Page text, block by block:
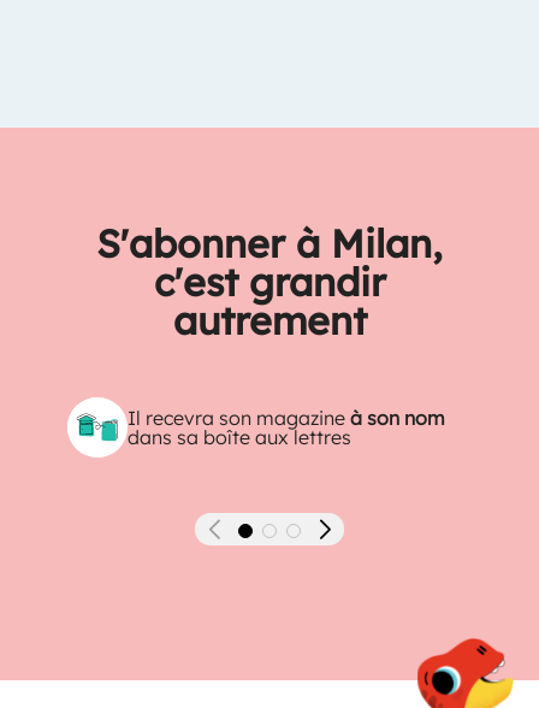
S'abonner à Milan,
c'est grandir
autrement
Il recevra son magazineà son nom
dans sa boîte aux lettres
Précédent Suivant